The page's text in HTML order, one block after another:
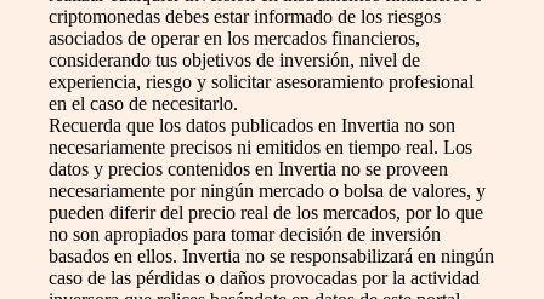
criptomonedas debes estar informado de los riesgos
asociados de operar en los mercados financieros,
considerando tus objetivos de inversión, nivel de
experiencia, riesgo y solicitar asesoramiento profesional
en el caso de necesitarlo.
Recuerda que los datos publicados en Invertia no son
necesariamente precisos ni emitidos en tiempo real. Los
datos y precios contenidos en Invertia no se proveen
necesariamente por ningún mercado o bolsa de valores, y
pueden diferir del precio real de los mercados, por lo que
no son apropiados para tomar decisión de inversión
basados en ellos. Invertia no se responsabilizará en ningún
caso de las pérdidas o daños provocadas por la actividad